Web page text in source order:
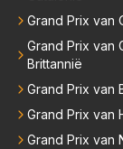
Grand Prix van
Grand Prix van
Brittannië
Grand Prix van
Grand Prix van
Grand Prix van